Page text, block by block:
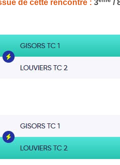
de cette rencontre : 3 /